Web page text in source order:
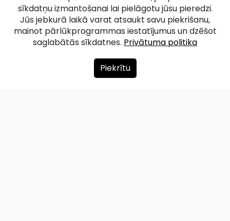
Par mums
sīkdatņu izmantošanai lai pielāgotu jūsu pieredzi.
Jūs jebkurā laikā varat atsaukt savu piekrišanu,
mainot pārlūkprogrammas iestatījumus un dzēšot
saglabātās sīkdatnes. Privātuma politika
Piekrītu